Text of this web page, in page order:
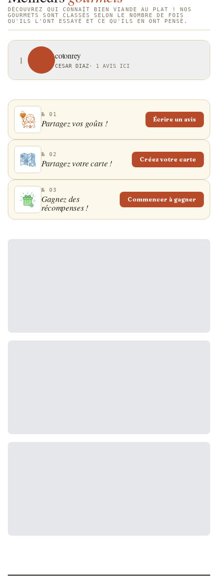
DÉCOUVREZ QUI CONNAÎT BIEN VIANDE AU PLAT ! NOS
GOURMETS SONT CLASSÉS SELON LE NOMBRE DE FOIS
QU'ILS L'ONT ESSAYÉ ET CE QU'ILS EN ONT PENSÉ.
1 cotonrey
CESAR DIAZ· 1 AVIS ICI
№ 01
Partagez vos goûts ! Écrire un avis
№ 02
Partagez votre carte ! Créez votre carte
№ 03
Gagnez des
récompenses !
Commencer à gagner